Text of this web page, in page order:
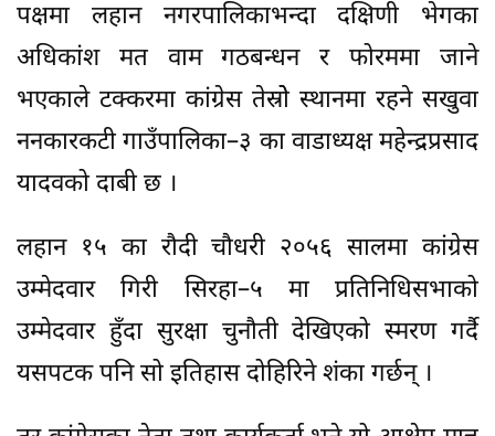
पक्षमा लहान नगरपालिकाभन्दा दक्षिणी भेगका
अधिकांश मत वाम गठबन्धन र फोरममा जाने
भएकाले टक्करमा कांग्रेस तेस्रोे स्थानमा रहने सखुवा
ननकारकटी गाउँपालिका–३ का वाडाध्यक्ष महेन्द्रप्रसाद
यादवको दाबी छ ।
लहान १५ का रौदी चौधरी २०५६ सालमा कांग्रेस
उम्मेदवार गिरी सिरहा–५ मा प्रतिनिधिसभाको
उम्मेदवार हुँदा सुरक्षा चुनौती देखिएको स्मरण गर्दै
यसपटक पनि सो इतिहास दोहिरिने शंका गर्छन् ।